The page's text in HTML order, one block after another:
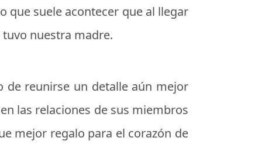
que suele acontecer que al llegar
nuestra madre.
de reunirse un detalle aún mejor
las relaciones de sus miembros
mejor regalo para el corazón de